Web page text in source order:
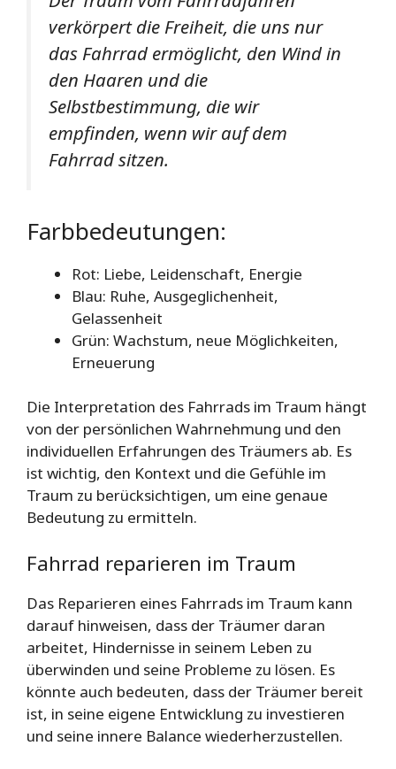
verkörpert die Freiheit, die uns nur
das Fahrrad ermöglicht, den Wind in
den Haaren und die
Selbstbestimmung, die wir
empfinden, wenn wir auf dem
Fahrrad sitzen.
Farbbedeutungen:
Rot: Liebe, Leidenschaft, Energie
Blau: Ruhe, Ausgeglichenheit,
Gelassenheit
Grün: Wachstum, neue Möglichkeiten,
Erneuerung
Die Interpretation des Fahrrads im Traum hängt
von der persönlichen Wahrnehmung und den
individuellen Erfahrungen des Träumers ab. Es
ist wichtig, den Kontext und die Gefühle im
Traum zu berücksichtigen, um eine genaue
Bedeutung zu ermitteln.
Fahrrad reparieren im Traum
Das Reparieren eines Fahrrads im Traum kann
darauf hinweisen, dass der Träumer daran
arbeitet, Hindernisse in seinem Leben zu
überwinden und seine Probleme zu lösen. Es
könnte auch bedeuten, dass der Träumer bereit
ist, in seine eigene Entwicklung zu investieren
und seine innere Balance wiederherzustellen.